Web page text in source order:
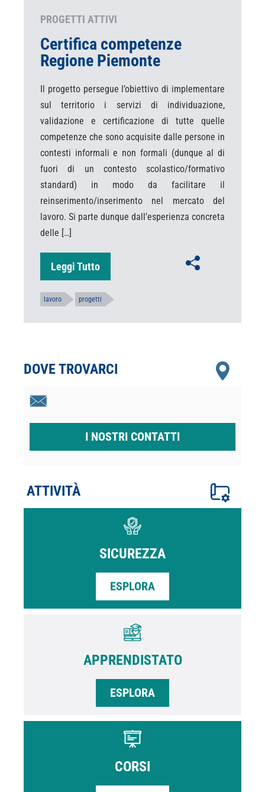
PROGETTI ATTIVI
Certifica competenze
Regione Piemonte
Il progetto persegue l’obiettivo di implementare
sul territorio i servizi di individuazione,
validazione e certificazione di tutte quelle
competenze che sono acquisite dalle persone in
contesti informali e non formali (dunque al di
fuori di un contesto scolastico/formativo
standard) in modo da facilitare il
reinserimento/inserimento nel mercato del
lavoro. Si parte dunque dall’esperienza concreta
delle […]
Leggi Tutto
lavoro progetti
DOVE TROVARCI
I NOSTRI CONTATTI
ATTIVITÀ
SICUREZZA
ESPLORA
APPRENDISTATO
ESPLORA
CORSI